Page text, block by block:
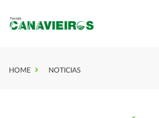
HOME NOTICIAS